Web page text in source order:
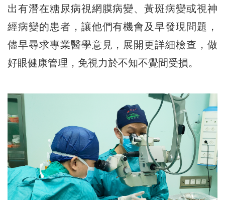
出有潛在糖尿病視網膜病變、黃斑病變或視神
經病變的患者，讓他們有機會及早發現問題，
儘早尋求專業醫學意見，展開更詳細檢查，做
好眼健康管理，免視力於不知不覺間受損。